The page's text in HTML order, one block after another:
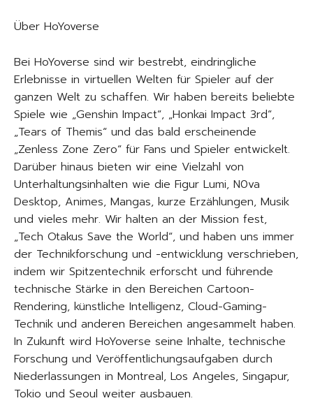
Über HoYoverse
Bei HoYoverse sind wir bestrebt, eindringliche
Erlebnisse in virtuellen Welten für Spieler auf der
ganzen Welt zu schaffen. Wir haben bereits beliebte
Spiele wie „Genshin Impact“, „Honkai Impact 3rd“,
„Tears of Themis“ und das bald erscheinende
„Zenless Zone Zero“ für Fans und Spieler entwickelt.
Darüber hinaus bieten wir eine Vielzahl von
Unterhaltungsinhalten wie die Figur Lumi, N0va
Desktop, Animes, Mangas, kurze Erzählungen, Musik
und vieles mehr. Wir halten an der Mission fest,
„Tech Otakus Save the World“, und haben uns immer
der Technikforschung und -entwicklung verschrieben,
indem wir Spitzentechnik erforscht und führende
technische Stärke in den Bereichen Cartoon-
Rendering, künstliche Intelligenz, Cloud-Gaming-
Technik und anderen Bereichen angesammelt haben.
In Zukunft wird HoYoverse seine Inhalte, technische
Forschung und Veröffentlichungsaufgaben durch
Niederlassungen in Montreal, Los Angeles, Singapur,
Tokio und Seoul weiter ausbauen.